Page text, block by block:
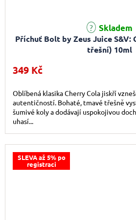
Příchuť Bolt by Zeus Juice S&V:
třešní) 10ml
Skladem
349 Kč
Oblíbená klasika Cherry Cola jiskří
autentičností. Bohaté, tmavé třešně
šumivé koly a dodávají uspokojivou
uhasí...
SLEVA až 5% po
registraci